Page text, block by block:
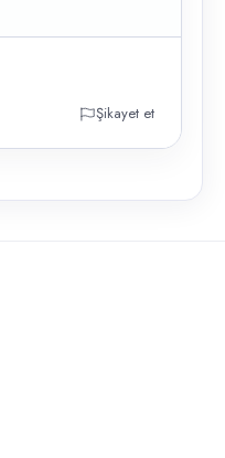
Şikayet et